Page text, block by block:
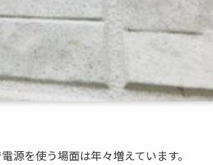
源を使う場面は年々増えています。